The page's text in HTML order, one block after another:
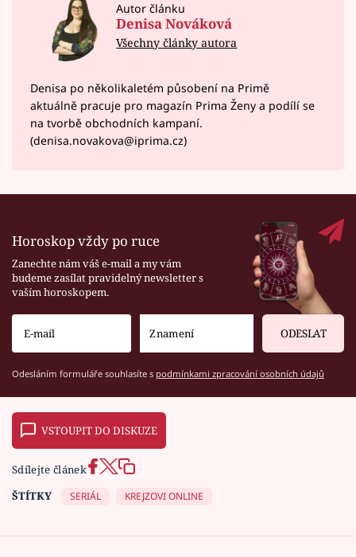
Autor článku
Denisa Nováková
Všechny články autora
Denisa po několikaletém působení na Primě
aktuálně pracuje pro magazín Prima Ženy a podílí se
na tvorbě obchodních kampaní.
(denisa.novakova@iprima.cz)
Horoskop vždy po ruce
Zanechte nám váš e-mail a my vám
budeme zasílat pravidelný newsletter s
vaším horoskopem.
ODESLAT
Odesláním formuláře souhlasíte s podmínkami zpracování osobních údajů
VSTOUPIT DO DISKUZE
Sdílejte článek
ŠTÍTKY
SERIÁL KREJZOVI ONLINE